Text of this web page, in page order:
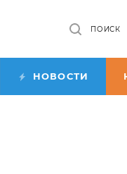
ПОИСК
НОВОСТИ